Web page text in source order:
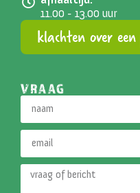
11.00 - 13.00 uur
klachten over
VRAAG